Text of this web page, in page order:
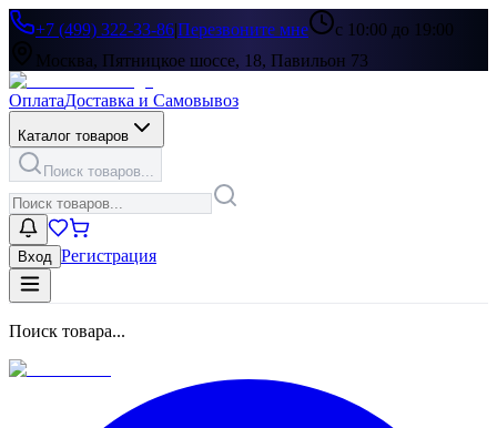
+7 (499) 322-33-86|Перезвоните мне
с 10:00 до 19:00
Москва, Пятницкое шоссе, 18, Павильон 73
ОплатаДоставка и Самовывоз
Каталог товаров
Поиск товаров...
Вход Регистрация
Поиск товара...